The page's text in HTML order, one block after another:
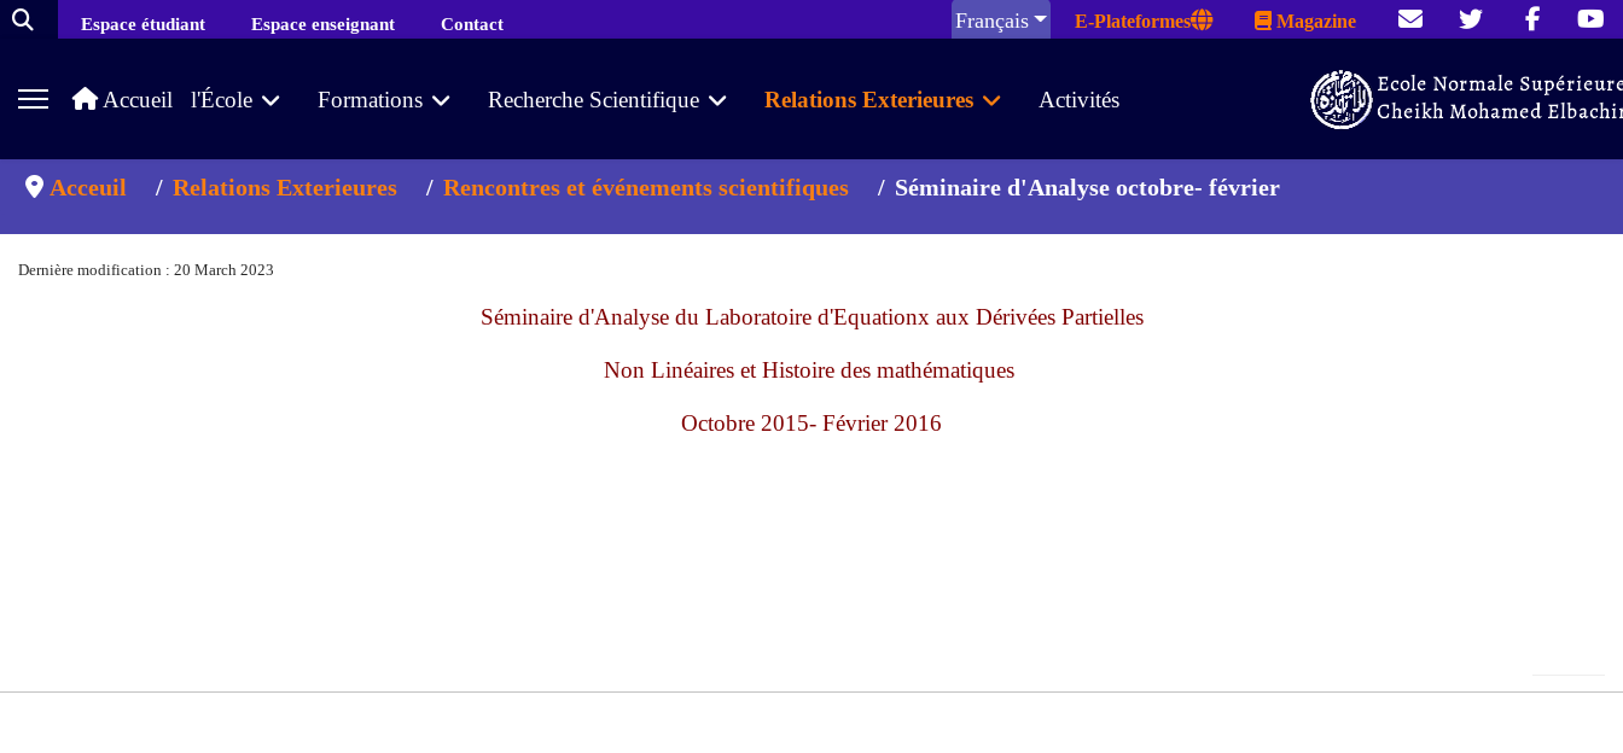
Contact
Espace enseignant
Espace étudiant Français E-Plateformes Magazine
Activités
Relations Exterieures
Recherche Scientifique
Formations
l'École
Accueil
Acceuil Relations Exterieures Rencontres et événements scientifiques Séminaire d'Analyse octobre- février
Dernière modification : 20 March 2023
Séminaire d'Analyse du Laboratoire d'Equationx aux Dérivées Partielles
Non Linéaires et Histoire des mathématiques
Octobre 2015- Février 2016